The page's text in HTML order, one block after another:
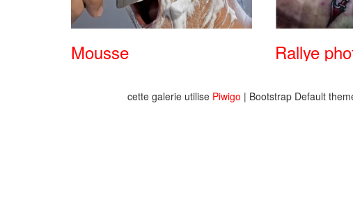
Mousse Rallye
cette galerie utilise Piwigo | Bootstrap Default